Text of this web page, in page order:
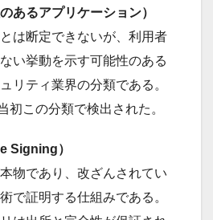
あるアプリケーション）
は断定できないが、利用者
い挙動を示す可能性のある
リティ業界の分類である。
初この分類で検出された。
Signing）
物であり、改ざんされてい
で証明する仕組みである。